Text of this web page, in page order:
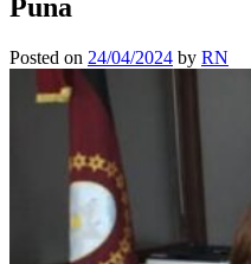
Puna
Posted on 24/04/2024 by RN